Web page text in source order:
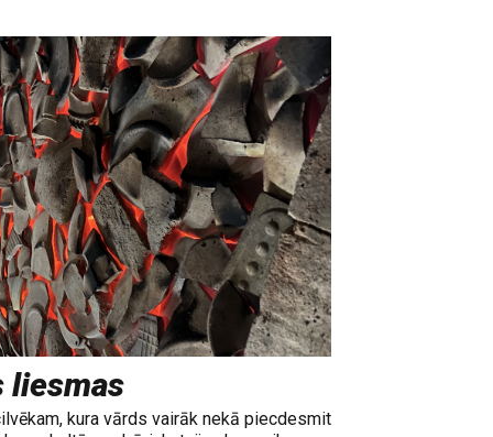
liesmas
kura vārds vairāk nekā piecdesmit